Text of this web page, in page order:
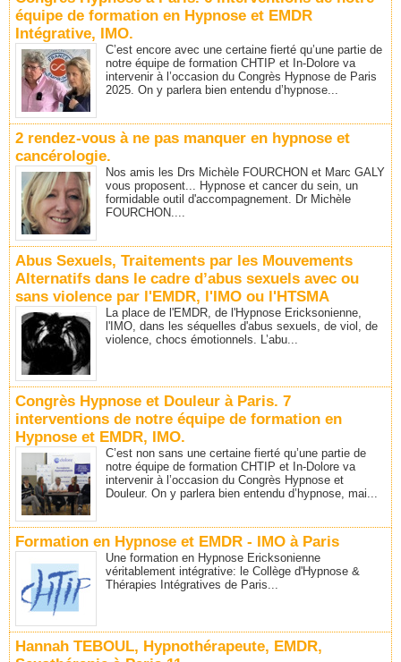
équipe de formation en Hypnose et EMDR
Intégrative, IMO.
C’est encore avec une certaine fierté qu’une partie de
notre équipe de formation CHTIP et In-Dolore va
intervenir à l’occasion du Congrès Hypnose de Paris
2025. On y parlera bien entendu d’hypnose...
2 rendez-vous à ne pas manquer en hypnose et
cancérologie.
Nos amis les Drs Michèle FOURCHON et Marc GALY
vous proposent... Hypnose et cancer du sein, un
formidable outil d'accompagnement. Dr Michèle
FOURCHON....
Abus Sexuels, Traitements par les Mouvements
Alternatifs dans le cadre d’abus sexuels avec ou
sans violence par l'EMDR, l'IMO ou l'HTSMA
La place de l'EMDR, de l'Hypnose Ericksonienne,
l'IMO, dans les séquelles d'abus sexuels, de viol, de
violence, chocs émotionnels. L’abu...
Congrès Hypnose et Douleur à Paris. 7
interventions de notre équipe de formation en
Hypnose et EMDR, IMO.
C’est non sans une certaine fierté qu’une partie de
notre équipe de formation CHTIP et In-Dolore va
intervenir à l’occasion du Congrès Hypnose et
Douleur. On y parlera bien entendu d’hypnose, mai...
Formation en Hypnose et EMDR - IMO à Paris
Une formation en Hypnose Ericksonienne
véritablement intégrative: le Collège d'Hypnose &
Thérapies Intégratives de Paris...
Hannah TEBOUL, Hypnothérapeute, EMDR,